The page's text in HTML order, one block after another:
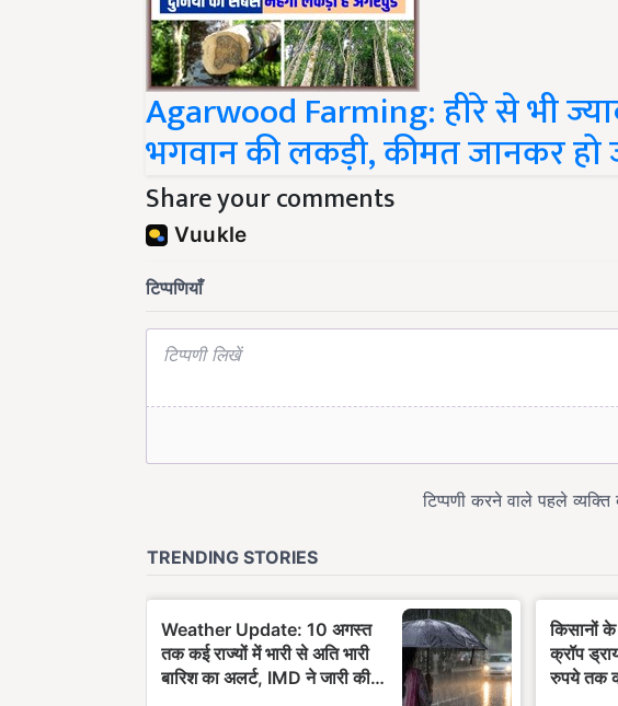
Agarwood Farming: हीरे से भी
भगवान की लकड़ी, कीमत जानकर हो
Share your comments